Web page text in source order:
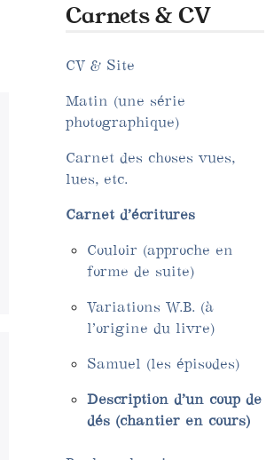
Carnets & CV
CV & Site
Matin (une série
photographique)
Carnet des choses vues,
lues, etc.
Carnet d’écritures
Couloir (approche en
forme de suite)
Variations W.B. (à
l’origine du livre)
Samuel (les épisodes)
Description d’un coup de
dés (chantier en cours)